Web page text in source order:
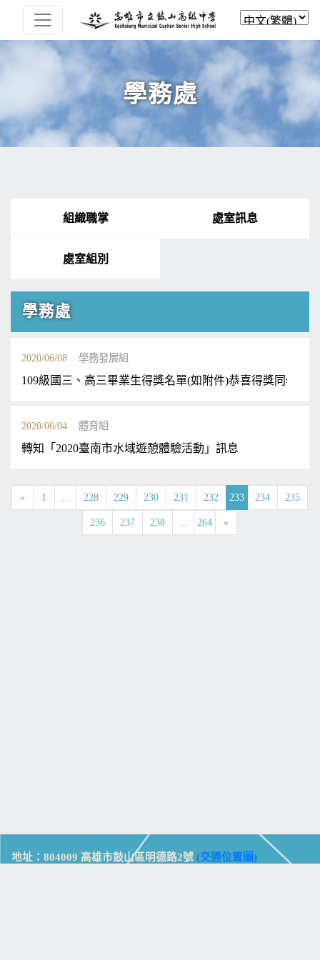
學務處
組織職掌 處室訊息
處室組別
學務處
2020/06/08 學務發展組
109級國三、高三畢業生得獎名單(如附件)恭喜得獎同學
2020/06/04 體育組
轉知「2020臺南市水域遊憩體驗活動」訊息
« 1 ... 228 229 230 231 232 233 234 235
236 237 238 ... 264 »
地址：804009 高雄市鼓山區明德路2號 (交通位置圖)